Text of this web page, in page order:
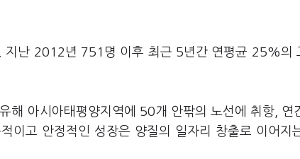
지난 2012년 751명 이후 최근 5년간 연평균 25%의
해 아시아태평양지역에 50개 안팎의 노선에 취항, 연
이고 안정적인 성장은 양질의 일자리 창출로 이어지